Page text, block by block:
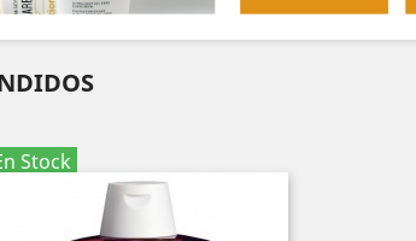
Stock